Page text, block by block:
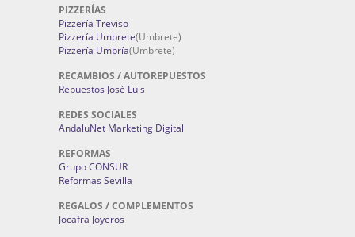
PIZZERÍAS
Pizzería Treviso
Pizzería Umbrete(Umbrete)
Pizzería Umbría(Umbrete)
RECAMBIOS / AUTOREPUESTOS
Repuestos José Luis
REDES SOCIALES
AndaluNet Marketing Digital
REFORMAS
Grupo CONSUR
Reformas Sevilla
REGALOS / COMPLEMENTOS
Jocafra Joyeros